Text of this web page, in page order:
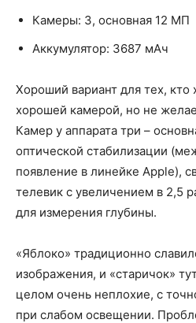
Камеры: 3, основная 12 МП
Аккумулятор: 3687 мАч
Хороший вариант для тех, кто
хорошей камерой, но не
Камер у аппарата три –
оптической стабилизации
появление в линейке Apple),
телевик с увеличением в 2,5
для измерения глубины.
«Яблоко» традиционно
изображения, и «старичок»
целом очень неплохие, с
при слабом освещении.